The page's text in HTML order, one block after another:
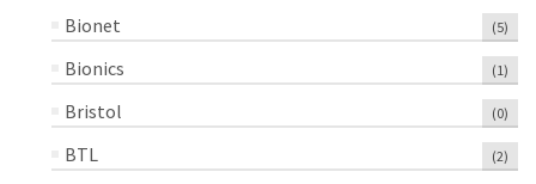
Bionet (5)
Bionics (1)
Bristol (0)
BTL (2)